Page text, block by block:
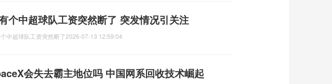
个中超球队工资突然断了 突发情况引关注
中超球队工资突然断了2026-07-13 12:59:04
会失去霸主地位吗 中国网系回收技术崛起